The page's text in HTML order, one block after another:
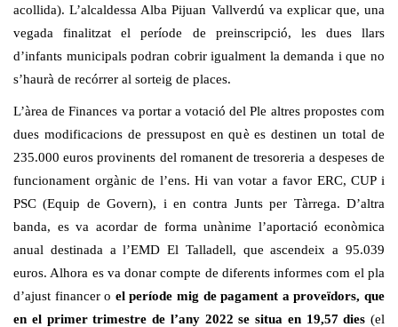
acollida). L’alcaldessa Alba Pijuan Vallverdú va explicar que, una
vegada finalitzat el període de preinscripció, les dues llars
d’infants municipals podran cobrir igualment la demanda i que no
s’haurà de recórrer al sorteig de places.
L’àrea de Finances va portar a votació del Ple altres propostes com
dues modificacions de pressupost en què es destinen un total de
235.000 euros provinents del romanent de tresoreria a despeses de
funcionament orgànic de l’ens. Hi van votar a favor ERC, CUP i
PSC (Equip de Govern), i en contra Junts per Tàrrega. D’altra
banda, es va acordar de forma unànime l’aportació econòmica
anual destinada a l’EMD El Talladell, que ascendeix a 95.039
euros. Alhora es va donar compte de diferents informes com el pla
d’ajust financer o el període mig de pagament a proveïdors, que
en el primer trimestre de l’any 2022 se situa en 19,57 dies (el